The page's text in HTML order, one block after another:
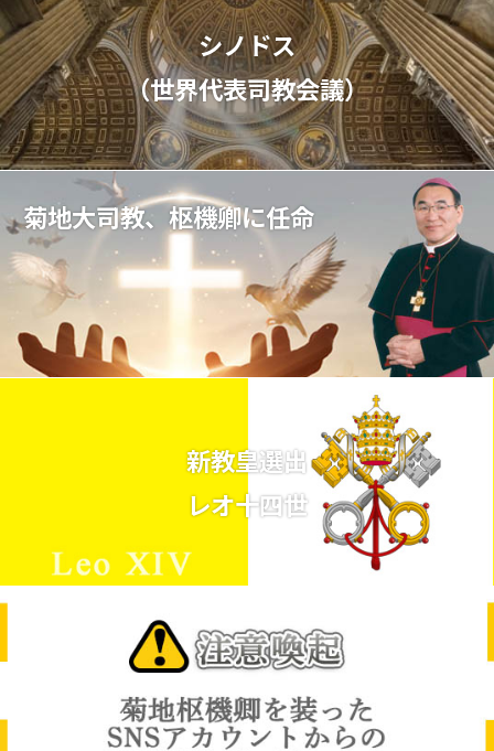
シノドス
（世界代表司教会議）
菊地大司教、枢機卿に任命
新教皇選出
レオ十四世